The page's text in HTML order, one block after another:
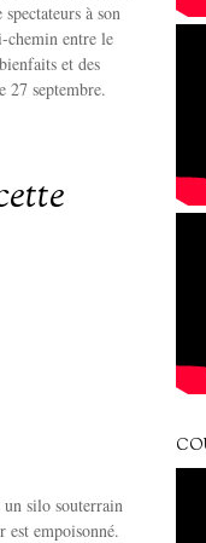
à son
chemin entre le
et des
27 septembre.
un silo souterrain
empoisonné.